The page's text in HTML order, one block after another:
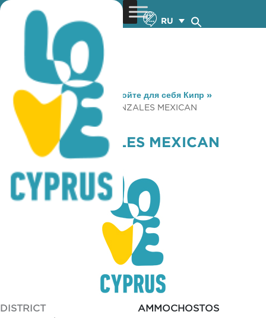
RU
You are here: Home »Откройте для себя Кипр »
Gastronomy
»
SPEEDY GONZALES MEXICAN
RESTAURANT
SPEEDY GONZALES MEXICAN
RESTAURANT
DISTRICT
AMMOCHOSTOS